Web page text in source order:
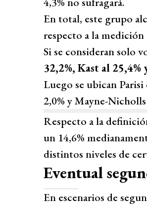
En total, este grupo
respecto a la
Si se consideran solo
32,2%, Kast al
Luego se ubican
2,0% y Mayne-Nicholls
Respecto a la
un 14,6%
distintos niveles de
Eventual
En escenarios de